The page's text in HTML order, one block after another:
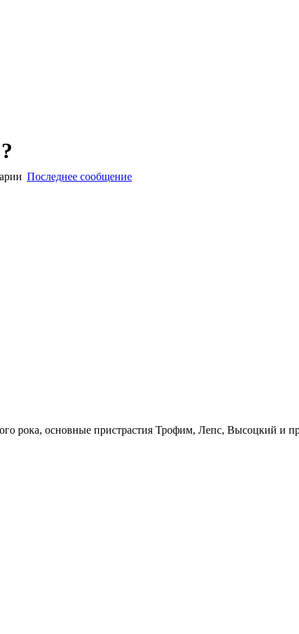
Последнее сообщение
рока, основные пристрастия Трофим, Лепс, Высоцкий и